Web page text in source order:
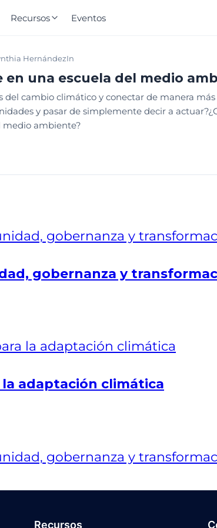
Recursos Eventos
HernándezIn
una escuela del medio
del cambio climático y conectar de manera
y pasar de simplemente decir a
medio ambiente?
gobernanza y
adaptación climática
Recursos